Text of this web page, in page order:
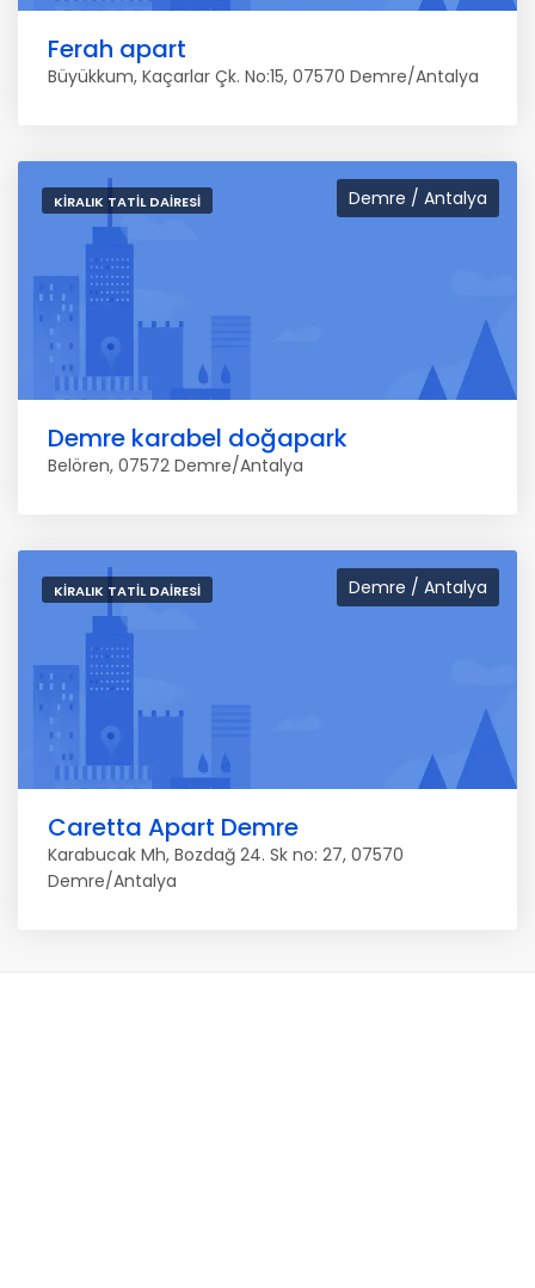
Ferah apart
Büyükkum, Kaçarlar Çk. No:15, 07570 Demre/Antalya
Demre / Antalya
KIRALIK TATIL DAIRESI
Demre karabel doğapark
Belören, 07572 Demre/Antalya
Demre / Antalya
KIRALIK TATIL DAIRESI
Caretta Apart Demre
Karabucak Mh, Bozdağ 24. Sk no: 27, 07570
Demre/Antalya